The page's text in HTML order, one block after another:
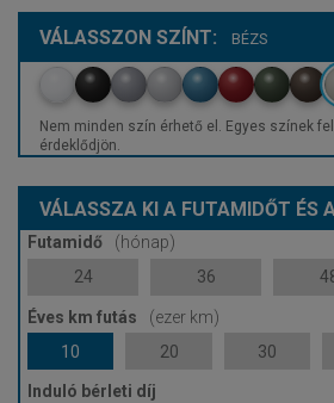
VÁLASSZON SZÍNT: BÉZS
Nem minden szín érhető el. Egyes színek
érdeklődjön.
VÁLASSZA KI A FUTAMIDŐT ÉS
Futamidő
(hónap)
24
36
Éves km futás
(ezer km)
10
20 30
Induló bérleti díj